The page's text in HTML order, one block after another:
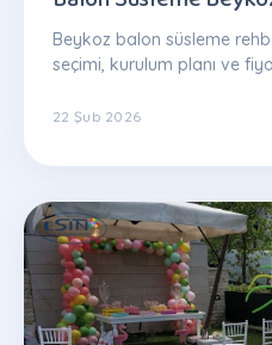
Beykoz balon süsleme
seçimi, kurulum planı ve
22 Şub 2026